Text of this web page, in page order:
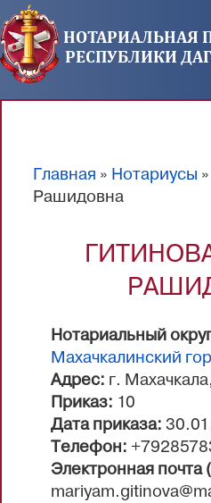
Перейти к основному
НОТАРИАЛЬНАЯ
РЕСПУБЛИКИ
Вы здесь
Главная » Нотариусы
Рашидовна
Нотариальный
Махачкалинский
Адрес: г.
Приказ: 10
Дата приказа:
Телефон:
Электронная почта